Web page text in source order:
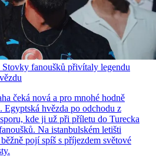
Stovky fanoušků přivítaly legendu
čeká nová a pro mnohé hodně
hvězda po odchodu z
kde ji už při příletu do Turecka
Na istanbulském letišti
pojí spíš s příjezdem světové